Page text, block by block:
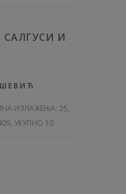
И
ИЗЛАЖЕЊА: 25,
УКУПНО 10